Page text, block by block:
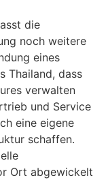
die
noch weitere
eines
Thailand, dass
verwalten
und Service
eine eigene
schaffen.
Ort abgewickelt